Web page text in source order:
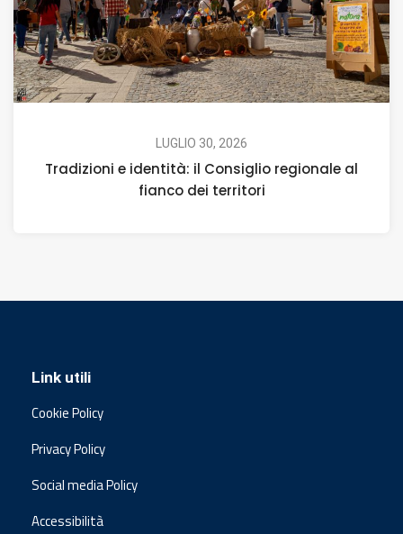
LUGLIO 30, 2026
Tradizioni e identità: il Consiglio regionale al
fianco dei territori
Link utili
Cookie Policy
Privacy Policy
Social media Policy
Accessibilità